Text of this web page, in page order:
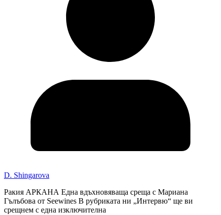
D. Shingarova
Ракия АРКАНА Една вдъхновяваща среща с Мариана
Гълъбова от Seewines В рубриката ни „Интервю“ ще ви
срещнем с една изключителна